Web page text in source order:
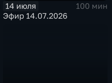
14 июля
100 мин
Эфир 14.07.2026